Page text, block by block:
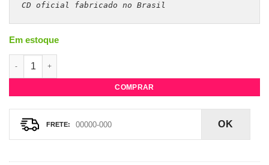
CD oficial fabricado no Brasil
Em estoque
CD Coldplay Live In São Paulo & Buenos Aires - Pacote
COMPRAR
OK